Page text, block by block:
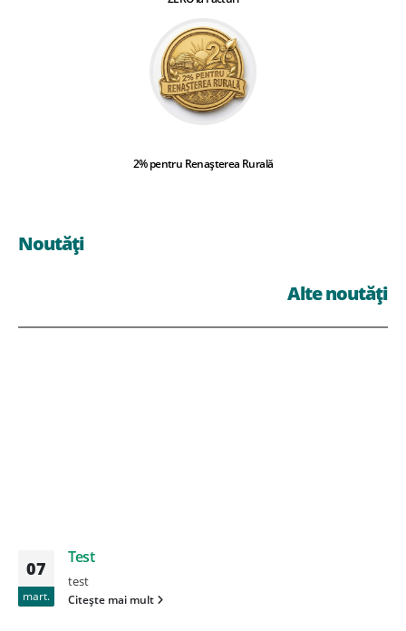
2% pentru Renașterea Rurală
Noutăți
Alte noutăți
07
mart.
Test
test
Citește mai mult